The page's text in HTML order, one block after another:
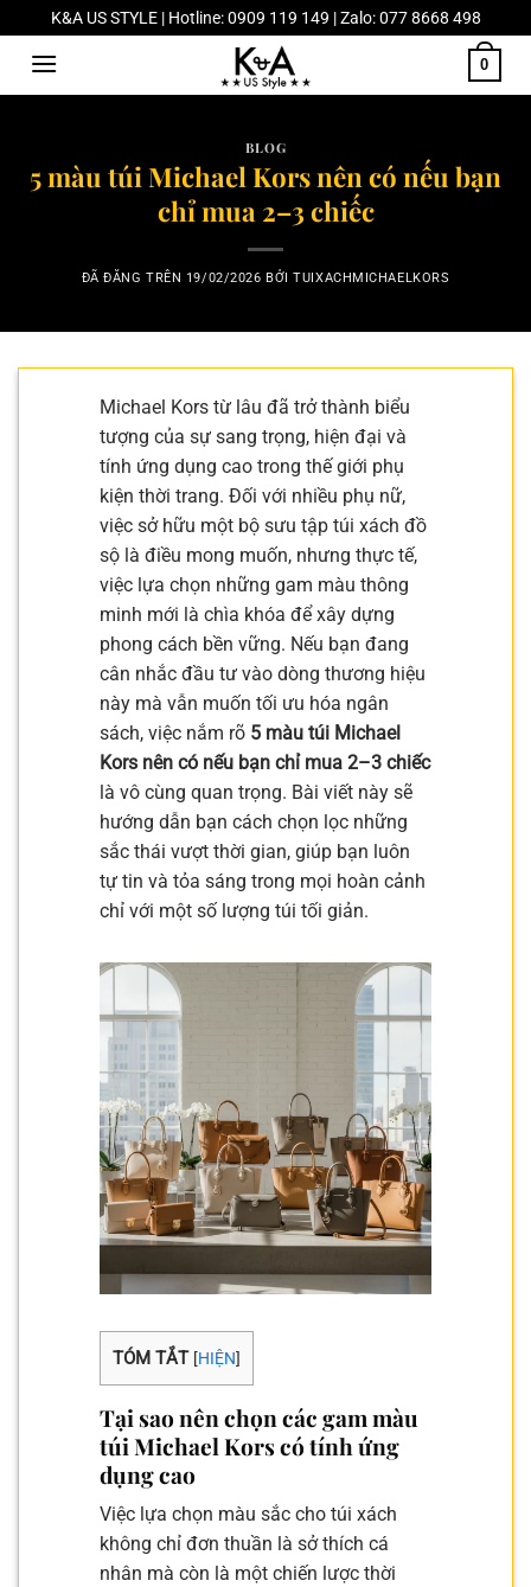
Chuyển
đến
dung
K&A US STYLE | Hotline: 0909 119 149 | Zalo: 077 8668 498
0
BLOG
5 màu túi Michael Kors nên có nếu bạn
chỉ mua 2–3 chiếc
ĐÃ ĐĂNG TRÊN 19/02/2026 BỞITUIXACHMICHAELKORS
Michael Kors từ lâu đã trở thành biểu
tượng của sự sang trọng, hiện đại và
tính ứng dụng cao trong thế giới phụ
kiện thời trang. Đối với nhiều phụ nữ,
việc sở hữu một bộ sưu tập túi xách đồ
sộ là điều mong muốn, nhưng thực tế,
việc lựa chọn những gam màu thông
minh mới là chìa khóa để xây dựng
phong cách bền vững. Nếu bạn đang
cân nhắc đầu tư vào dòng thương hiệu
này mà vẫn muốn tối ưu hóa ngân
sách, việc nắm rõ 5 màu túi Michael
Kors nên có nếu bạn chỉ mua 2–3 chiếc
là vô cùng quan trọng. Bài viết này sẽ
hướng dẫn bạn cách chọn lọc những
sắc thái vượt thời gian, giúp bạn luôn
tự tin và tỏa sáng trong mọi hoàn cảnh
chỉ với một số lượng túi tối giản.
TÓM TẮT [HIỆN]
Tại sao nên chọn các gam màu
túi Michael Kors có tính ứng
dụng cao
Việc lựa chọn màu sắc cho túi xách
không chỉ đơn thuần là sở thích cá
nhân mà còn là một chiến lược thời